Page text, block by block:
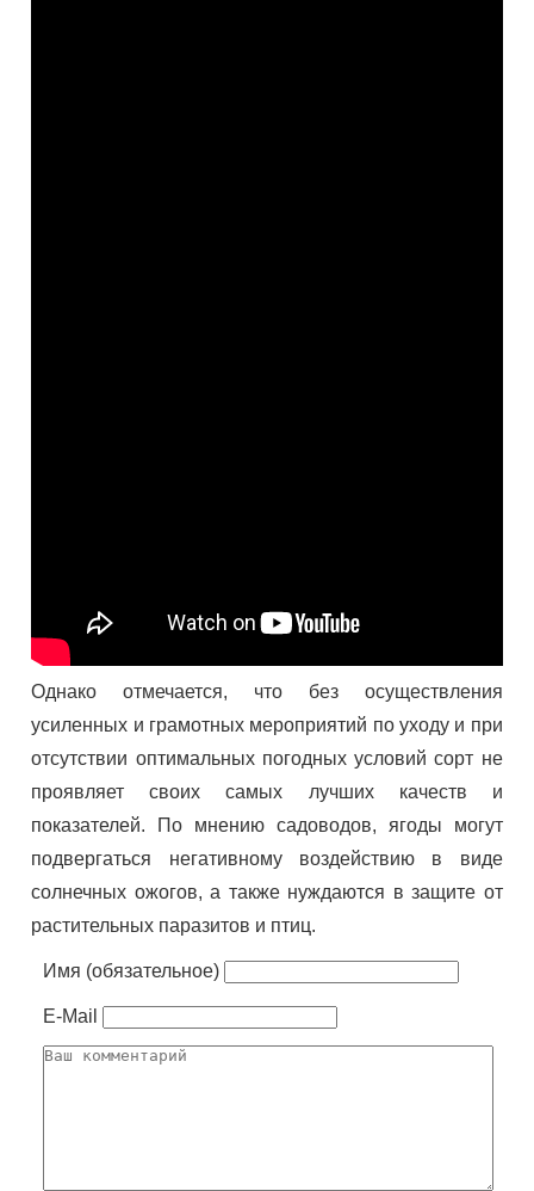
Однако отмечается, что без осуществления
усиленных и грамотных мероприятий по уходу и при
отсутствии оптимальных погодных условий сорт не
проявляет своих самых лучших качеств и
показателей. По мнению садоводов, ягоды могут
подвергаться негативному воздействию в виде
солнечных ожогов, а также нуждаются в защите от
растительных паразитов и птиц.
Имя (обязательное)
E-Mail